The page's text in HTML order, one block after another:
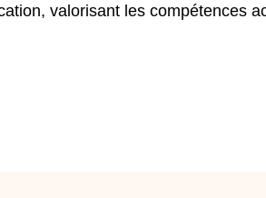
, valorisant les compétences